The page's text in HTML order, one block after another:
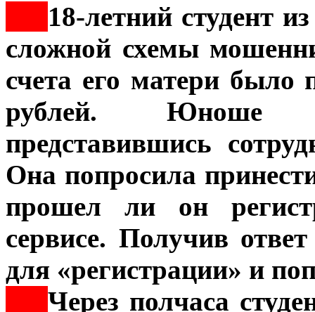
18-летний студент
сложной схемы
счета его матери
рублей. Юноше
представившись
Она попросила
прошел ли он
сервисе. Получив
для «регистрации» и
Через полчаса